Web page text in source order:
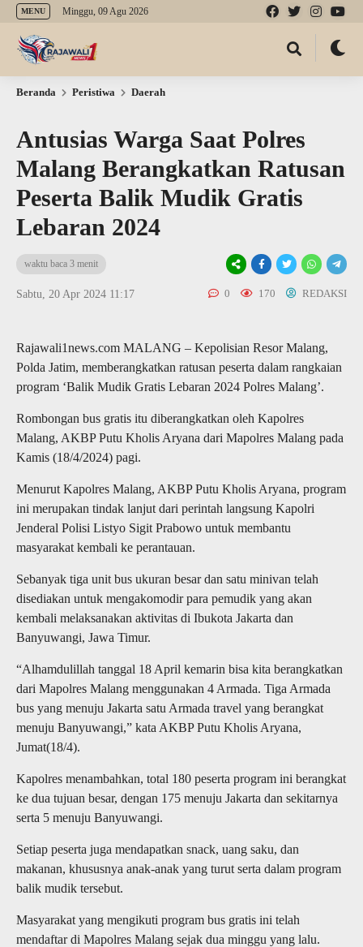
MENU Minggu, 09 Agu 2026
Beranda Peristiwa Daerah
Antusias Warga Saat Polres
Malang Berangkatkan Ratusan
Peserta Balik Mudik Gratis
Lebaran 2024
waktu baca 3 menit
Sabtu, 20 Apr 2024 11:17 0 170 REDAKSI
Rajawali1news.com MALANG – Kepolisian Resor Malang,
Polda Jatim, memberangkatkan ratusan peserta dalam rangkaian
program ‘Balik Mudik Gratis Lebaran 2024 Polres Malang’.
Rombongan bus gratis itu diberangkatkan oleh Kapolres
Malang, AKBP Putu Kholis Aryana dari Mapolres Malang pada
Kamis (18/4/2024) pagi.
Menurut Kapolres Malang, AKBP Putu Kholis Aryana, program
ini merupakan tindak lanjut dari perintah langsung Kapolri
Jenderal Polisi Listyo Sigit Prabowo untuk membantu
masyarakat kembali ke perantauan.
Sebanyak tiga unit bus ukuran besar dan satu minivan telah
disediakan untuk mengakomodir para pemudik yang akan
kembali melaksanakan aktivitas di Ibukota Jakarta dan
Banyuwangi, Jawa Timur.
“Alhamdulillah tanggal 18 April kemarin bisa kita berangkatkan
dari Mapolres Malang menggunakan 4 Armada. Tiga Armada
bus yang menuju Jakarta satu Armada travel yang berangkat
menuju Banyuwangi,” kata AKBP Putu Kholis Aryana,
Jumat(18/4).
Kapolres menambahkan, total 180 peserta program ini berangkat
ke dua tujuan besar, dengan 175 menuju Jakarta dan sekitarnya
serta 5 menuju Banyuwangi.
Setiap peserta juga mendapatkan snack, uang saku, dan
makanan, khususnya anak-anak yang turut serta dalam program
balik mudik tersebut.
Masyarakat yang mengikuti program bus gratis ini telah
mendaftar di Mapolres Malang sejak dua minggu yang lalu.